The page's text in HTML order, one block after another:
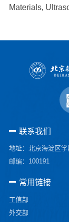
Materials,
联系我们
地址：北京海淀区学
邮编：100191
常用链接
工信部
外交部